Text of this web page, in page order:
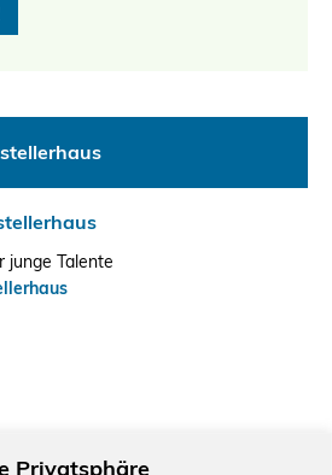
Privatsphäre
junge Talente